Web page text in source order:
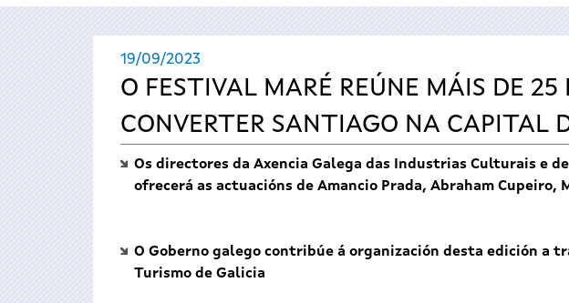
principal
está19/09/2023
O FESTIVAL MARÉ REÚNE MÁIS DE
CONVERTER SANTIAGO NA CAPITAL
Os directores da Axencia Galega das Industrias Culturais e
ofrecerá as actuacións de Amancio Prada, Abraham Cupeiro,
O Goberno galego contribúe á organización desta edición a
Turismo de Galicia